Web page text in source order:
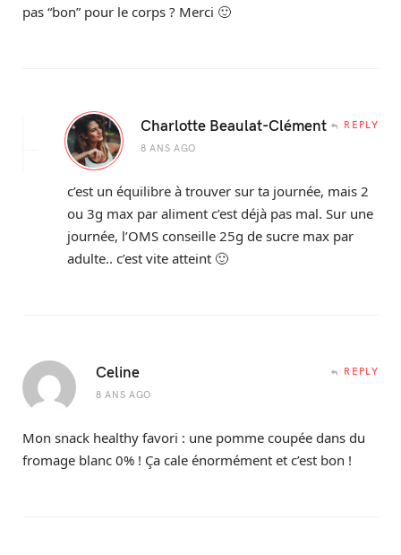
pas “bon” pour le corps ? Merci 🙂
Charlotte Beaulat-Clément
8 ANS AGO
REPLY
c’est un équilibre à trouver sur ta journée, mais 2
ou 3g max par aliment c’est déjà pas mal. Sur une
journée, l’OMS conseille 25g de sucre max par
adulte.. c’est vite atteint 🙂
Celine
8 ANS AGO
REPLY
Mon snack healthy favori : une pomme coupée dans du
fromage blanc 0% ! Ça cale énormément et c’est bon !